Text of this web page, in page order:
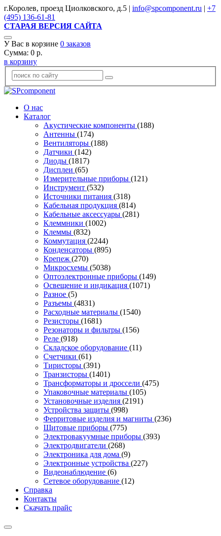
г.Королев, проезд Циолковского, д.5 | info@spcomponent.ru | +7
(495) 136-61-81
СТАРАЯ ВЕРСИЯ САЙТА
У Вас в корзине 0 заказов
Сумма: 0 р.
в корзину
О нас
Каталог
Акустические компоненты (188)
Антенны (174)
Вентиляторы (188)
Датчики (142)
Диоды (1817)
Дисплеи (65)
Измерительные приборы (121)
Инструмент (532)
Источники питания (318)
Кабельная продукция (814)
Кабельные аксессуары (281)
Клеммники (1002)
Клеммы (832)
Коммутация (2244)
Конденсаторы (895)
Крепеж (270)
Микросхемы (5038)
Оптоэлектронные приборы (149)
Освещение и индикация (1071)
Разное (5)
Разъемы (4831)
Расходные материалы (1540)
Резисторы (1681)
Резонаторы и фильтры (156)
Реле (918)
Складское оборудование (11)
Счетчики (61)
Тиристоры (391)
Транзисторы (1401)
Трансформаторы и дроссели (475)
Упаковочные материалы (105)
Установочные изделия (2191)
Устройства защиты (998)
Ферритовые изделия и магниты (236)
Щитовые приборы (775)
Электровакуумные приборы (393)
Электродвигатели (268)
Электроника для дома (9)
Электронные устройства (227)
Видеонаблюдение (6)
Сетевое оборудование (12)
Справка
Контакты
Скачать прайс